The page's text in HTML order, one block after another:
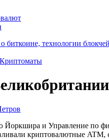
биткоине, технологии
Йоркшира и Управление по
криптовалютные ATM,